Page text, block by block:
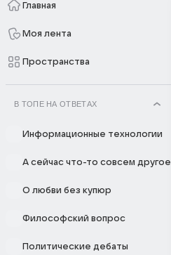
Главная
Моя лента
Пространства
В ТОПЕ НА ОТВЕТАХ
Информационные технологии
А сейчас что-то совсем другое
О любви без купюр
Философский вопрос
Политические дебаты